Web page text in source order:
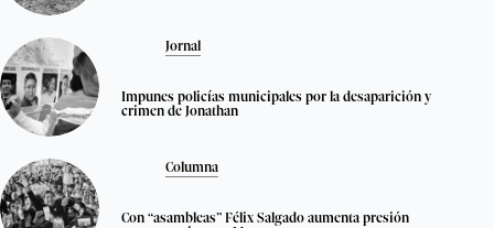
Jornal
Impunes policías municipales por la desaparición y
crimen de Jonathan
Columna
Con “asambleas” Félix Salgado aumenta presión